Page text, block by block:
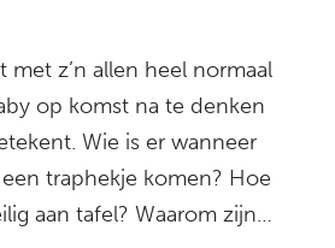
met z’n allen heel normaal
op komst na te denken
Wie is er wanneer
traphekje komen? Hoe
aan tafel? Waarom zijn…